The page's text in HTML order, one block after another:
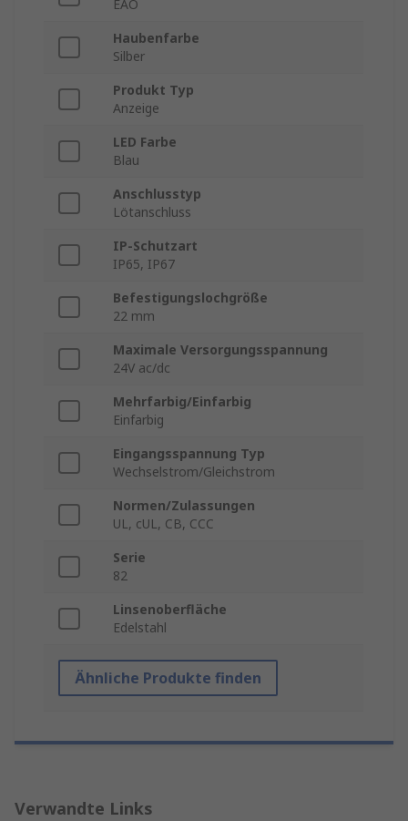
EAO
Haubenfarbe
Silber
Produkt Typ
Anzeige
LED Farbe
Blau
Anschlusstyp
Lötanschluss
IP-Schutzart
IP65, IP67
Befestigungslochgröße
22 mm
Maximale Versorgungsspannung
24V ac/dc
Mehrfarbig/Einfarbig
Einfarbig
Eingangsspannung Typ
Wechselstrom/Gleichstrom
Normen/Zulassungen
UL, cUL, CB, CCC
Serie
82
Linsenoberfläche
Edelstahl
Ähnliche Produkte finden
Verwandte Links